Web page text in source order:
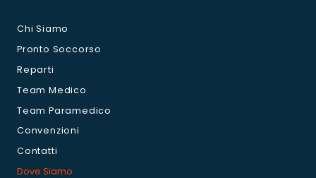
Chi Siamo
Pronto Soccorso
Reparti
Team Medico
Team Paramedico
Convenzioni
Contatti
Dove Siamo